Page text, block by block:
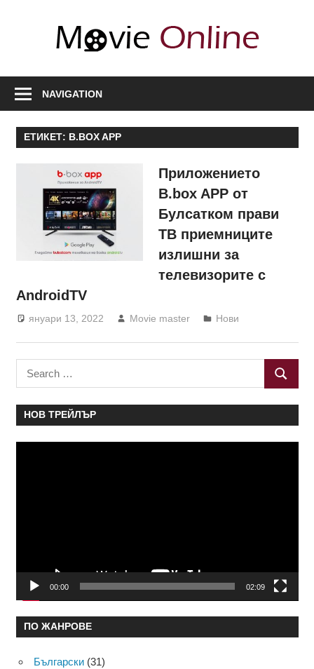
филми,
информация
за
актьори
сценарии,
сезони
NAVIGATION
ЕТИКЕТ: B.BOX APP
Приложението
B.box APP от
Булсатком прави
ТВ приемниците
излишни за
телевизорите с
AndroidTV
януари 13, 2022 Movie master Нови
Search
for:
SEARCH
НОВ ТРЕЙЛЪР
00:00 02:09
ПО ЖАНРОВЕ
Български (31)